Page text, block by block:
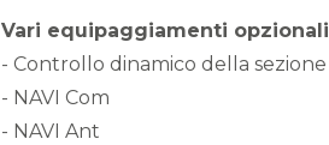
Vari equipaggiamenti opzionali
- Controllo dinamico della sezione
- NAVI Com
- NAVI Ant